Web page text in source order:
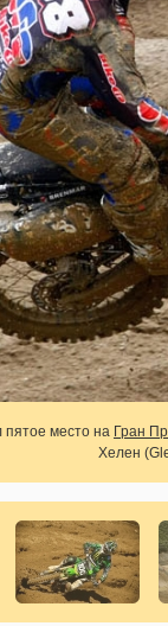
пятое место на Гран
Хелен